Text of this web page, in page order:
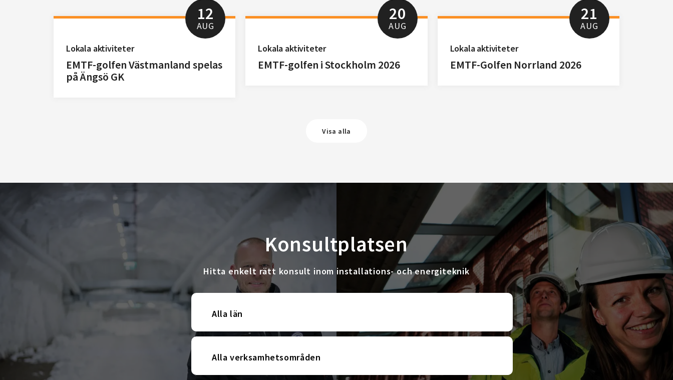
12
AUG
Lokala aktiviteter
EMTF-golfen Västmanland spelas
på Ängsö GK
20
AUG
Lokala aktiviteter
EMTF-golfen i Stockholm 2026
21
AUG
Lokala aktiviteter
EMTF-Golfen Norrland 2026
Visa alla
Konsultplatsen
Hitta enkelt rätt konsult inom installations- och energiteknik
Alla län
Alla verksamhetsområden